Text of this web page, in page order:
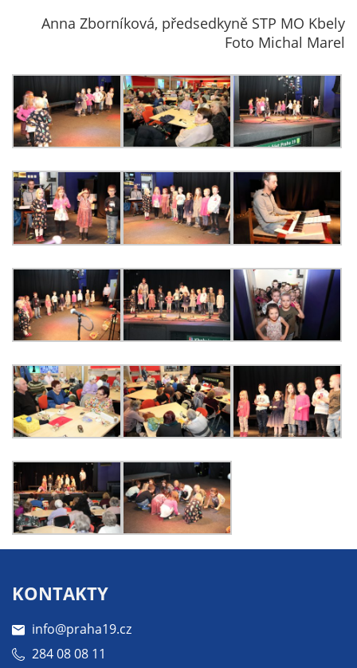
Anna Zborníková, předsedkyně STP MO Kbely
Foto Michal Marel
KONTAKTY
info@praha19.cz
284 08 08 11
nebo
aktivovány.
Analytické
cookies
Analytické
umožňují
měření
výkonu
našeho webu
reklamních
kampaní.
Jejich pomocí
určujeme
a zdroje
návštěv našich
internetových
stránek. Data
pomocí
těchto
cookies
zpracováváme
souhrnně, bez